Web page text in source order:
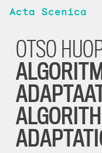
Acta Scenica
OTSO